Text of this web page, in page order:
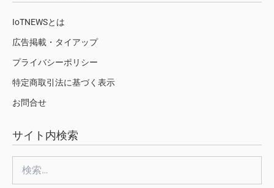
IoTNEWSとは
広告掲載・タイアップ
プライバシーポリシー
特定商取引法に基づく表示
お問合せ
サイト内検索
索: